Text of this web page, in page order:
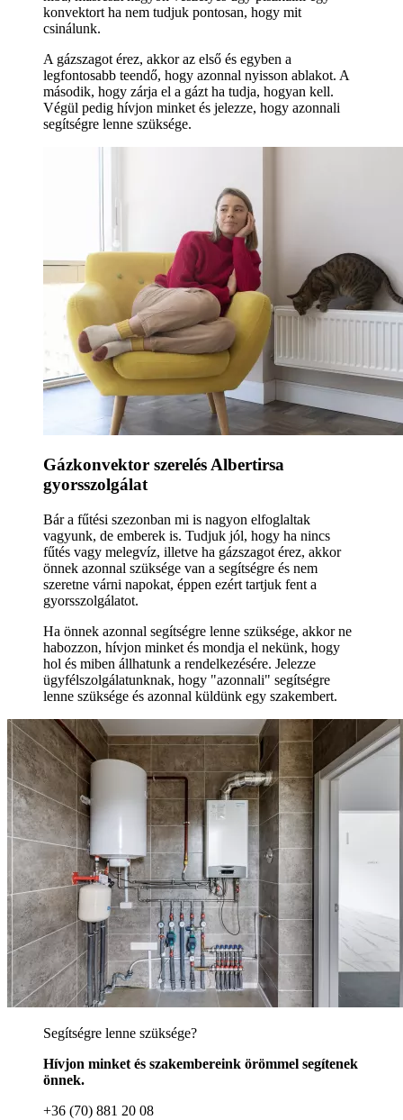
konvektort ha nem tudjuk pontosan, hogy mit
csinálunk.
A gázszagot érez, akkor az első és egyben a
legfontosabb teendő, hogy azonnal nyisson ablakot. A
második, hogy zárja el a gázt ha tudja, hogyan kell.
Végül pedig hívjon minket és jelezze, hogy azonnali
segítségre lenne szüksége.
Gázkonvektor szerelés Albertirsa
gyorsszolgálat
Bár a fűtési szezonban mi is nagyon elfoglaltak
vagyunk, de emberek is. Tudjuk jól, hogy ha nincs
fűtés vagy melegvíz, illetve ha gázszagot érez, akkor
önnek azonnal szüksége van a segítségre és nem
szeretne várni napokat, éppen ezért tartjuk fent a
gyorsszolgálatot.
Ha önnek azonnal segítségre lenne szüksége, akkor ne
habozzon, hívjon minket és mondja el nekünk, hogy
hol és miben állhatunk a rendelkezésére. Jelezze
ügyfélszolgálatunknak, hogy "azonnali" segítségre
lenne szüksége és azonnal küldünk egy szakembert.
Segítségre lenne szüksége?
Hívjon minket és szakembereink örömmel segítenek
önnek.
+36 (70) 881 20 08